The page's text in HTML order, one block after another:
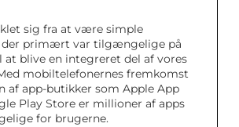
sig fra at være simple
der primært var tilgængelige på
blive en integreret del af vores
mobiltelefonernes fremkomst
af app-butikker som Apple App
Play Store er millioner af apps
for brugerne.